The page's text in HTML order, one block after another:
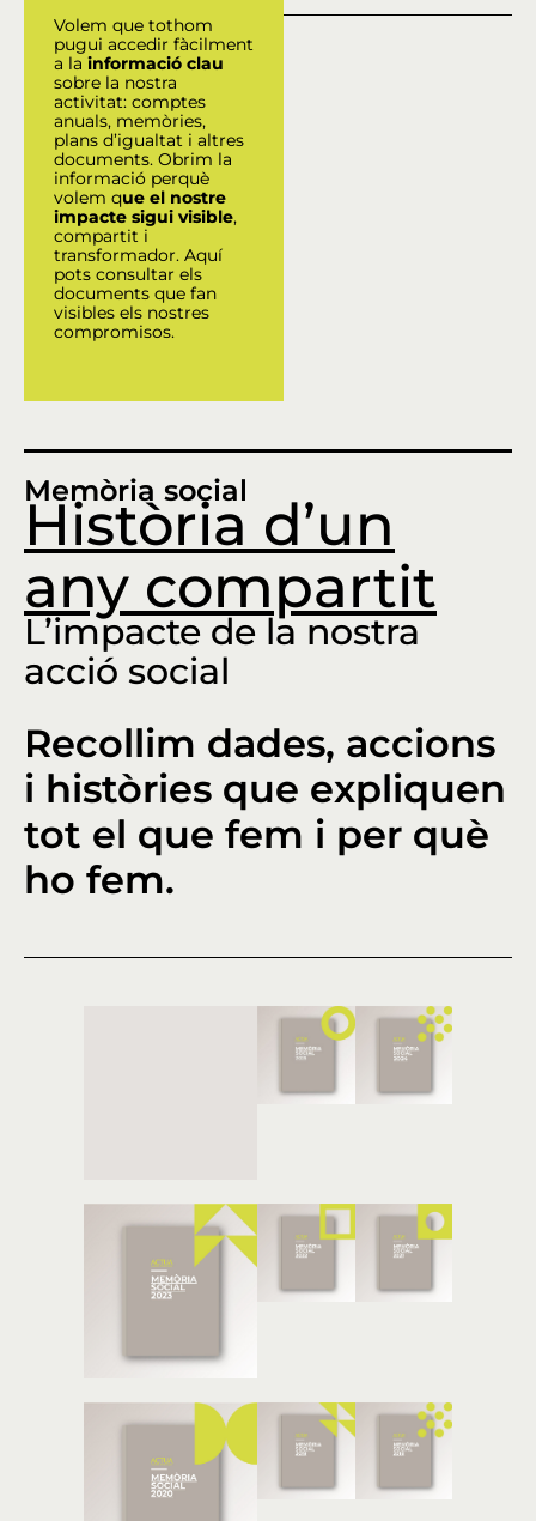
Volem que tothom
pugui accedir fàcilment
a la informació clau
sobre la nostra
activitat: comptes
anuals, memòries,
plans d’igualtat i altres
documents. Obrim la
informació perquè
volem que el nostre
impacte sigui visible,
compartit i
transformador. Aquí
pots consultar els
documents que fan
visibles els nostres
compromisos.
Memòria social
Història d’un
any compartit
L’impacte de la nostra
acció social
Recollim dades, accions
i històries que expliquen
tot el que fem i per què
ho fem.